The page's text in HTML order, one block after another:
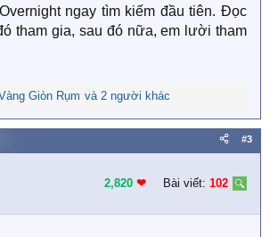
ngay tìm kiếm đầu tiên. Đọc
tham gia, sau đó nữa, em lười tham
Giòn Rụm và 2 người khác
#3
2,820 ❤︎ Bài viết: 102